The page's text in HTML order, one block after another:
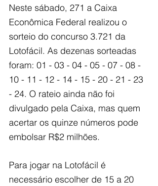
Neste sábado, 271 a Caixa
Econômica Federal realizou o
sorteio do concurso 3.721 da
Lotofácil. As dezenas sorteadas
foram: 01 - 03 - 04 - 05 - 07 - 08 -
10 - 11 - 12 - 14 - 15 - 20 - 21 - 23
- 24. O rateio ainda não foi
divulgado pela Caixa, mas quem
acertar os quinze números pode
embolsar R$2 milhões.
Para jogar na Lotofácil é
necessário escolher de 15 a 20